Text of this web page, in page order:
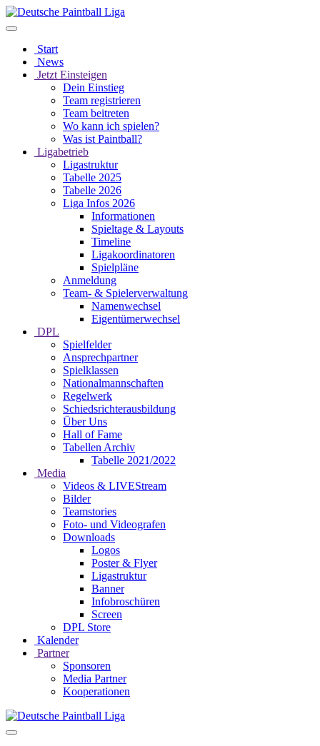
Start
News
Jetzt Einsteigen
Dein Einstieg
Team registrieren
Team beitreten
Wo kann ich spielen?
Was ist Paintball?
Ligabetrieb
Ligastruktur
Tabelle 2025
Tabelle 2026
Liga Infos 2026
Informationen
Spieltage & Layouts
Timeline
Ligakoordinatoren
Spielpläne
Anmeldung
Team- & Spielerverwaltung
Namenwechsel
Eigentümerwechsel
DPL
Spielfelder
Ansprechpartner
Spielklassen
Nationalmannschaften
Regelwerk
Schiedsrichterausbildung
Über Uns
Hall of Fame
Tabellen Archiv
Tabelle 2021/2022
Media
Videos & LIVEStream
Bilder
Teamstories
Foto- und Videografen
Downloads
Logos
Poster & Flyer
Ligastruktur
Banner
Infobroschüren
Screen
DPL Store
Kalender
Partner
Sponsoren
Media Partner
Kooperationen